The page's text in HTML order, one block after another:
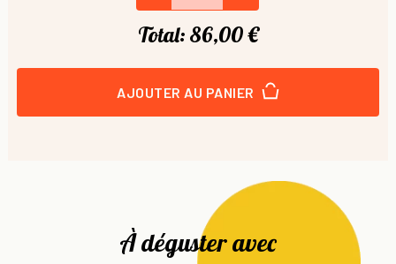
Total: 86,00 €
AJOUTER AU PANIER
À déguster avec